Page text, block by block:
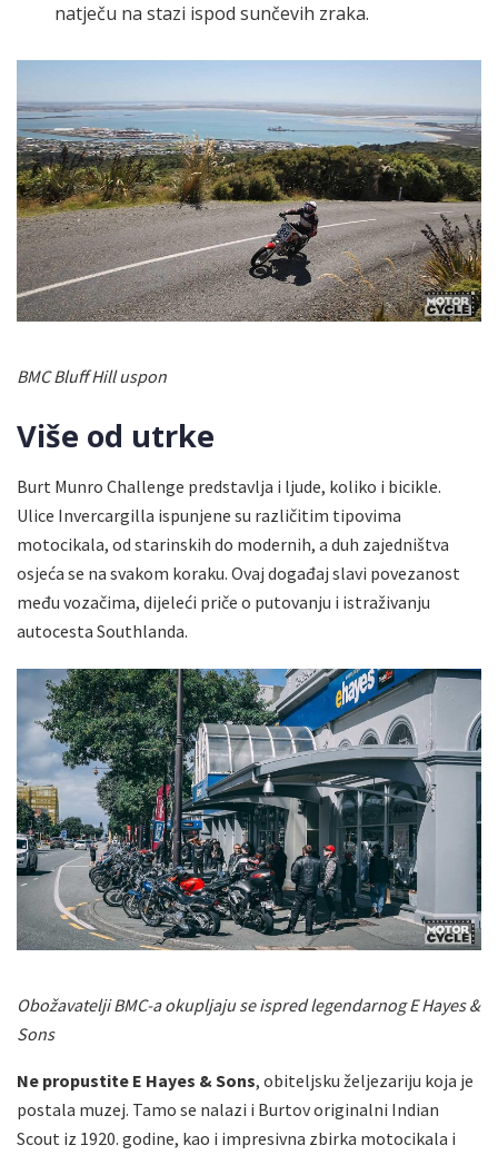
natječu na stazi ispod sunčevih zraka.
BMC Bluff Hill uspon
Više od utrke
Burt Munro Challenge predstavlja i ljude, koliko i bicikle.
Ulice Invercargilla ispunjene su različitim tipovima
motocikala, od starinskih do modernih, a duh zajedništva
osjeća se na svakom koraku. Ovaj događaj slavi povezanost
među vozačima, dijeleći priče o putovanju i istraživanju
autocesta Southlanda.
Obožavatelji BMC-a okupljaju se ispred legendarnog E Hayes &
Sons
Ne propustite E Hayes & Sons, obiteljsku željezariju koja je
postala muzej. Tamo se nalazi i Burtov originalni Indian
Scout iz 1920. godine, kao i impresivna zbirka motocikala i